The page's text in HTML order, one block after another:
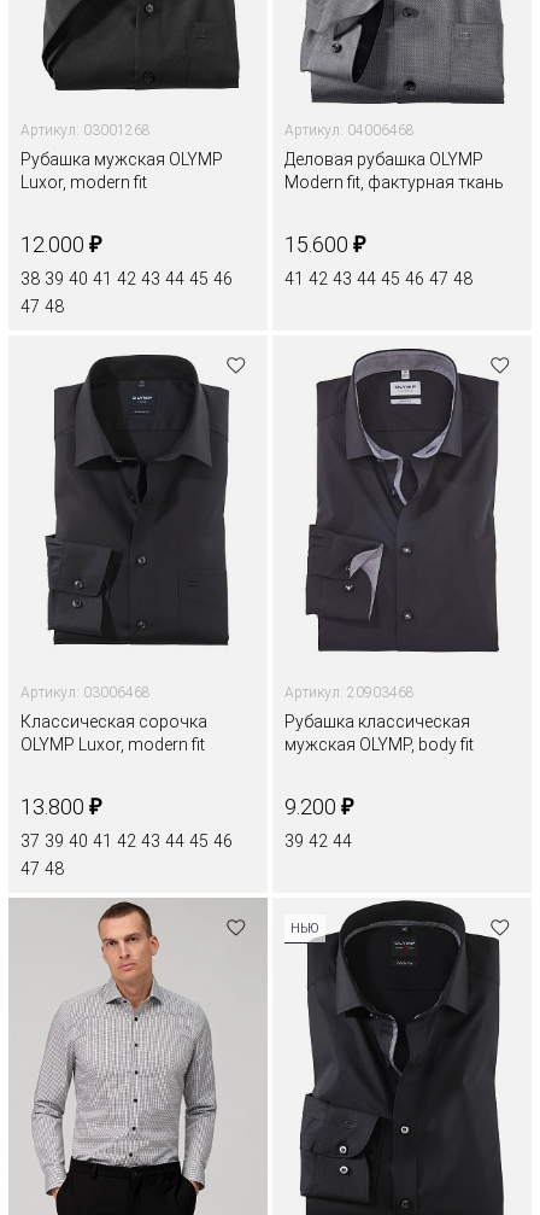
Артикул: 03001268
Рубашка мужская OLYMP
Luxor, modern fit
12.000 ₽
38 39 40 41 42 43 44 45 46
47 48
Артикул: 04006468
Деловая рубашка OLYMP
Modern fit, фактурная ткань
15.600 ₽
41 42 43 44 45 46 47 48
Артикул: 03006468
Классическая сорочка
OLYMP Luxor, modern fit
13.800 ₽
37 39 40 41 42 43 44 45 46
47 48
Артикул: 20903468
Рубашка классическая
мужская OLYMP, body fit
9.200 ₽
39 42 44
НЬЮ